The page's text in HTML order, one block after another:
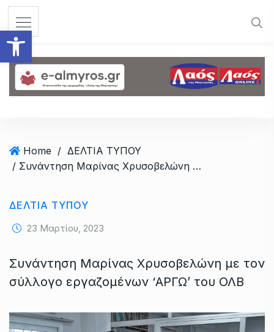
Ανοίξτε τη γραμμή
Home / ΔΕΛΤΙΑ ΤΥΠΟΥ
/ Συνάντηση Μαρίνας Χρυσοβελώνη με τον σύλλογο εργαζομένων ‘ΑΡΓΩ’ του ΟΛΒ
ΔΕΛΤΙΑ ΤΥΠΟΥ
23 Μαρτίου, 2023
Συνάντηση Μαρίνας Χρυσοβελώνη με τον
σύλλογο εργαζομένων ‘ΑΡΓΩ’ του ΟΛΒ